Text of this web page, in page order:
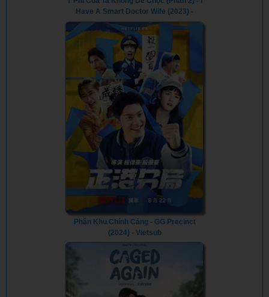
Have A Smart Doctor Wife (2023) -
Vietsub
Phân Khu Chính Cảng - GG Precinct
(2024) - Vietsub